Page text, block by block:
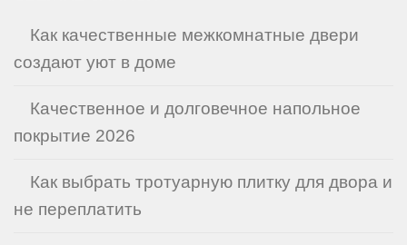
Как качественные межкомнатные двери
создают уют в доме
Качественное и долговечное напольное
покрытие 2026
Как выбрать тротуарную плитку для двора и
не переплатить